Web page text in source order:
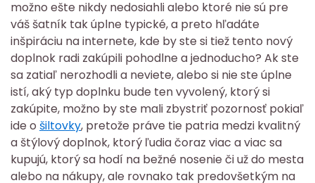
možno ešte nikdy nedosiahli alebo ktoré nie sú pre
váš šatník tak úplne typické, a preto hľadáte
inšpiráciu na internete, kde by ste si tiež tento nový
doplnok radi zakúpili pohodlne a jednoducho? Ak ste
sa zatiaľ nerozhodli a neviete, alebo si nie ste úplne
istí, aký typ doplnku bude ten vyvolený, ktorý si
zakúpite, možno by ste mali zbystriť pozornosť pokiaľ
ide o šiltovky, pretože práve tie patria medzi kvalitný
a štýlový doplnok, ktorý ľudia čoraz viac a viac sa
kupujú, ktorý sa hodí na bežné nosenie či už do mesta
alebo na nákupy, ale rovnako tak predovšetkým na